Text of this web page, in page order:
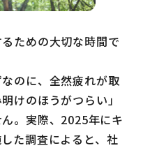
ための大切な時間で
のに、全然疲れが取
けのほうがつらい」
。実際、2025年にキ
た調査によると、社